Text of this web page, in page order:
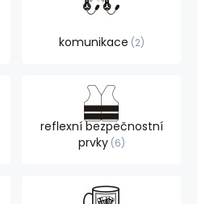
komunikace 2
reflexní bezpečnostní
prvky 6